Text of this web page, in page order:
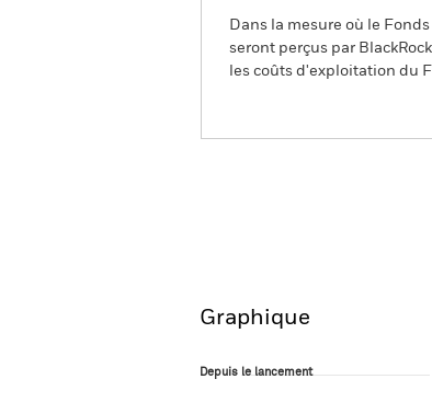
Dans la mesure où le
seront perçus par
les coûts d'exploitation du
Graphique
Depuis le lancement
Depuis le lancement